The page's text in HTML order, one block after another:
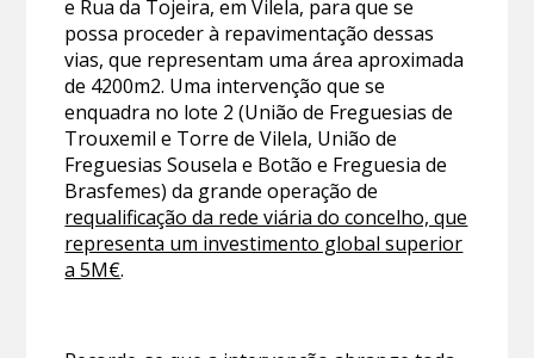
e Rua da Tojeira, em Vilela, para que se
possa proceder à repavimentação dessas
vias, que representam uma área aproximada
de 4200m2. Uma intervenção que se
enquadra no lote 2 (União de Freguesias de
Trouxemil e Torre de Vilela, União de
Freguesias Sousela e Botão e Freguesia de
Brasfemes) da grande operação de
requalificação da rede viária do concelho, que
representa um investimento global superior
a 5M€.